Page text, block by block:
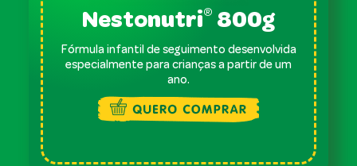
Nestonutri® 800g
Fórmula infantil de seguimento desenvolvida
especialmente para crianças a partir de um
ano.